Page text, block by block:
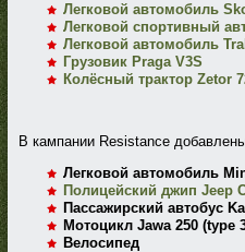
Легковой автомобиль
Легковой спортивный
Легковой автомобиль
Грузовик Praga V3S
Колёсный трактор Zetor
В кампании Resistance
Легковой автомобиль
Полицейский джип Jeep
Пассажирский автобус
Мотоцикл Jawa 250 (type
Велосипед